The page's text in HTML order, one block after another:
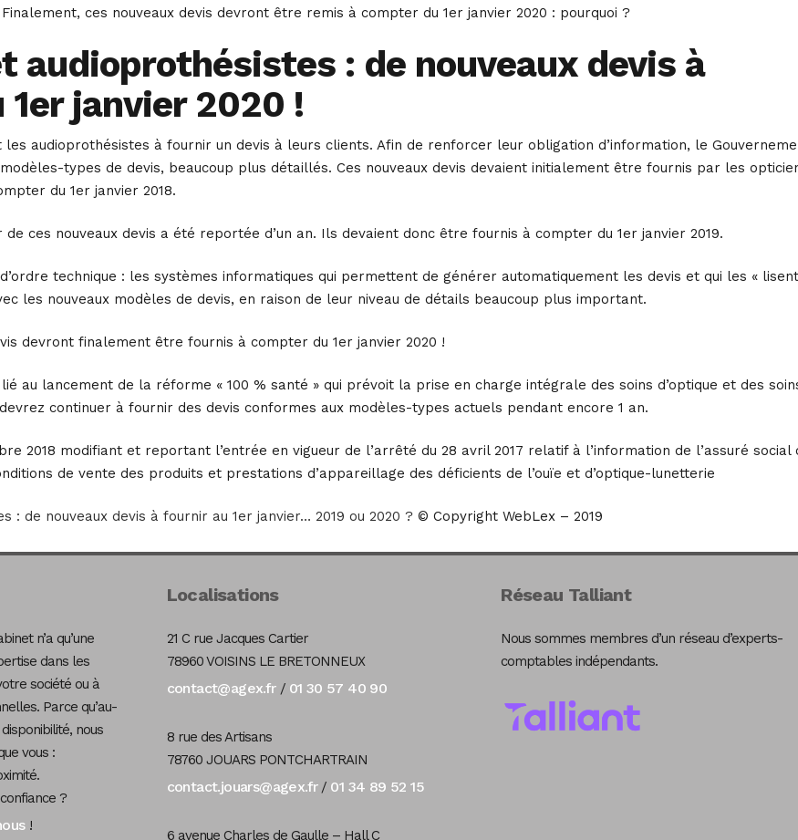
ces nouveaux devis devront être remis à compter du 1er janvier 2020 : pourquoi ?
audioprothésistes : de nouveaux devis à
janvier 2020 !
audioprothésistes à fournir un devis à leurs clients. Afin de renforcer leur obligation d’information, le
types de devis, beaucoup plus détaillés. Ces nouveaux devis devaient initialement être fournis par les
du 1er janvier 2018.
de ces nouveaux devis a été reportée d’un an. Ils devaient donc être fournis à compter du 1er janvier 2019.
technique : les systèmes informatiques qui permettent de générer automatiquement les devis et qui les «
les nouveaux modèles de devis, en raison de leur niveau de détails beaucoup plus important.
devront finalement être fournis à compter du 1er janvier 2020 !
au lancement de la réforme « 100 % santé » qui prévoit la prise en charge intégrale des soins d’optique et des
continuer à fournir des devis conformes aux modèles-types actuels pendant encore 1 an.
2018 modifiant et reportant l’entrée en vigueur de l’arrêté du 28 avril 2017 relatif à l’information de l’assuré social
de vente des produits et prestations d’appareillage des déficients de l’ouïe et d’optique-lunetterie
: de nouveaux devis à fournir au 1er janvier… 2019 ou 2020 ? © Copyright WebLex – 2019
n’a qu’une
dans les
société ou à
Parce qu’au-
nous
vous :
?
!
Localisations
21 C rue Jacques Cartier
78960 VOISINS LE BRETONNEUX
contact@agex.fr/ 01 30 57 40 90
8 rue des Artisans
78760 JOUARS PONTCHARTRAIN
contact.jouars@agex.fr/ 01 34 89 52 15
6 avenue Charles de Gaulle – Hall C
Réseau Talliant
Nous sommes membres d’un réseau d’experts-
comptables indépendants.